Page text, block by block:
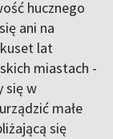
hucznego
ani na
lat
miastach -
się w
małe
się